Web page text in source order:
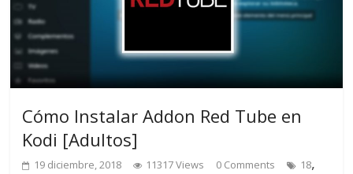
Cómo Instalar Addon Red Tube en
Kodi [Adultos]
19 diciembre, 2018 11317 Views 0 Comments 18,